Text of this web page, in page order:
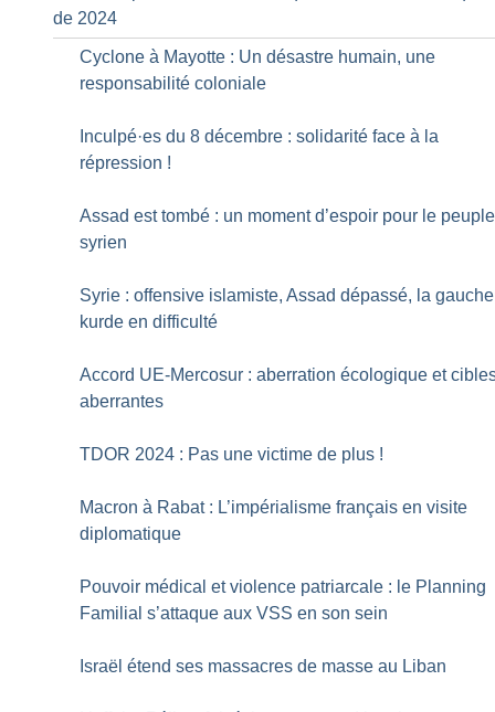
de 2024
Cyclone à Mayotte : Un désastre humain, une
responsabilité coloniale
Inculpé·es du 8 décembre : solidarité face à la
répression !
Assad est tombé : un moment d’espoir pour le peuple
syrien
Syrie : offensive islamiste, Assad dépassé, la gauche
kurde en difficulté
Accord UE-Mercosur : aberration écologique et
aberrantes
TDOR 2024 : Pas une victime de plus !
Macron à Rabat : L’impérialisme français en visite
diplomatique
Pouvoir médical et violence patriarcale : le Planning
Familial s’attaque aux VSS en son sein
Israël étend ses massacres de masse au Liban